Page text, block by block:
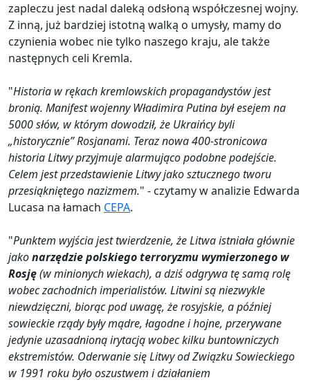
zapleczu jest nadal daleką odsłoną współczesnej wojny.
Z inną, już bardziej istotną walką o umysły, mamy do
czynienia wobec nie tylko naszego kraju, ale także
następnych celi Kremla.
"Historia w rękach kremlowskich propagandystów jest
bronią. Manifest wojenny Władimira Putina był esejem na
5000 słów, w którym dowodził, że Ukraińcy byli
„historycznie” Rosjanami. Teraz nowa 400-stronicowa
historia Litwy przyjmuje alarmująco podobne podejście.
Celem jest przedstawienie Litwy jako sztucznego tworu
przesiąkniętego nazizmem." - czytamy w analizie Edwarda
Lucasa na łamach CEPA.
"Punktem wyjścia jest twierdzenie, że Litwa istniała głównie
jakonarzędzie polskiego terroryzmu wymierzonego w
Rosję(w minionych wiekach), a dziś odgrywa tę samą rolę
wobec zachodnich imperialistów. Litwini są niezwykle
niewdzięczni, biorąc pod uwagę, że rosyjskie, a później
sowieckie rządy były mądre, łagodne i hojne, przerywane
jedynie uzasadnioną irytacją wobec kilku buntowniczych
ekstremistów. Oderwanie się Litwy od Związku Sowieckiego
w 1991 roku było oszustwem i działaniem